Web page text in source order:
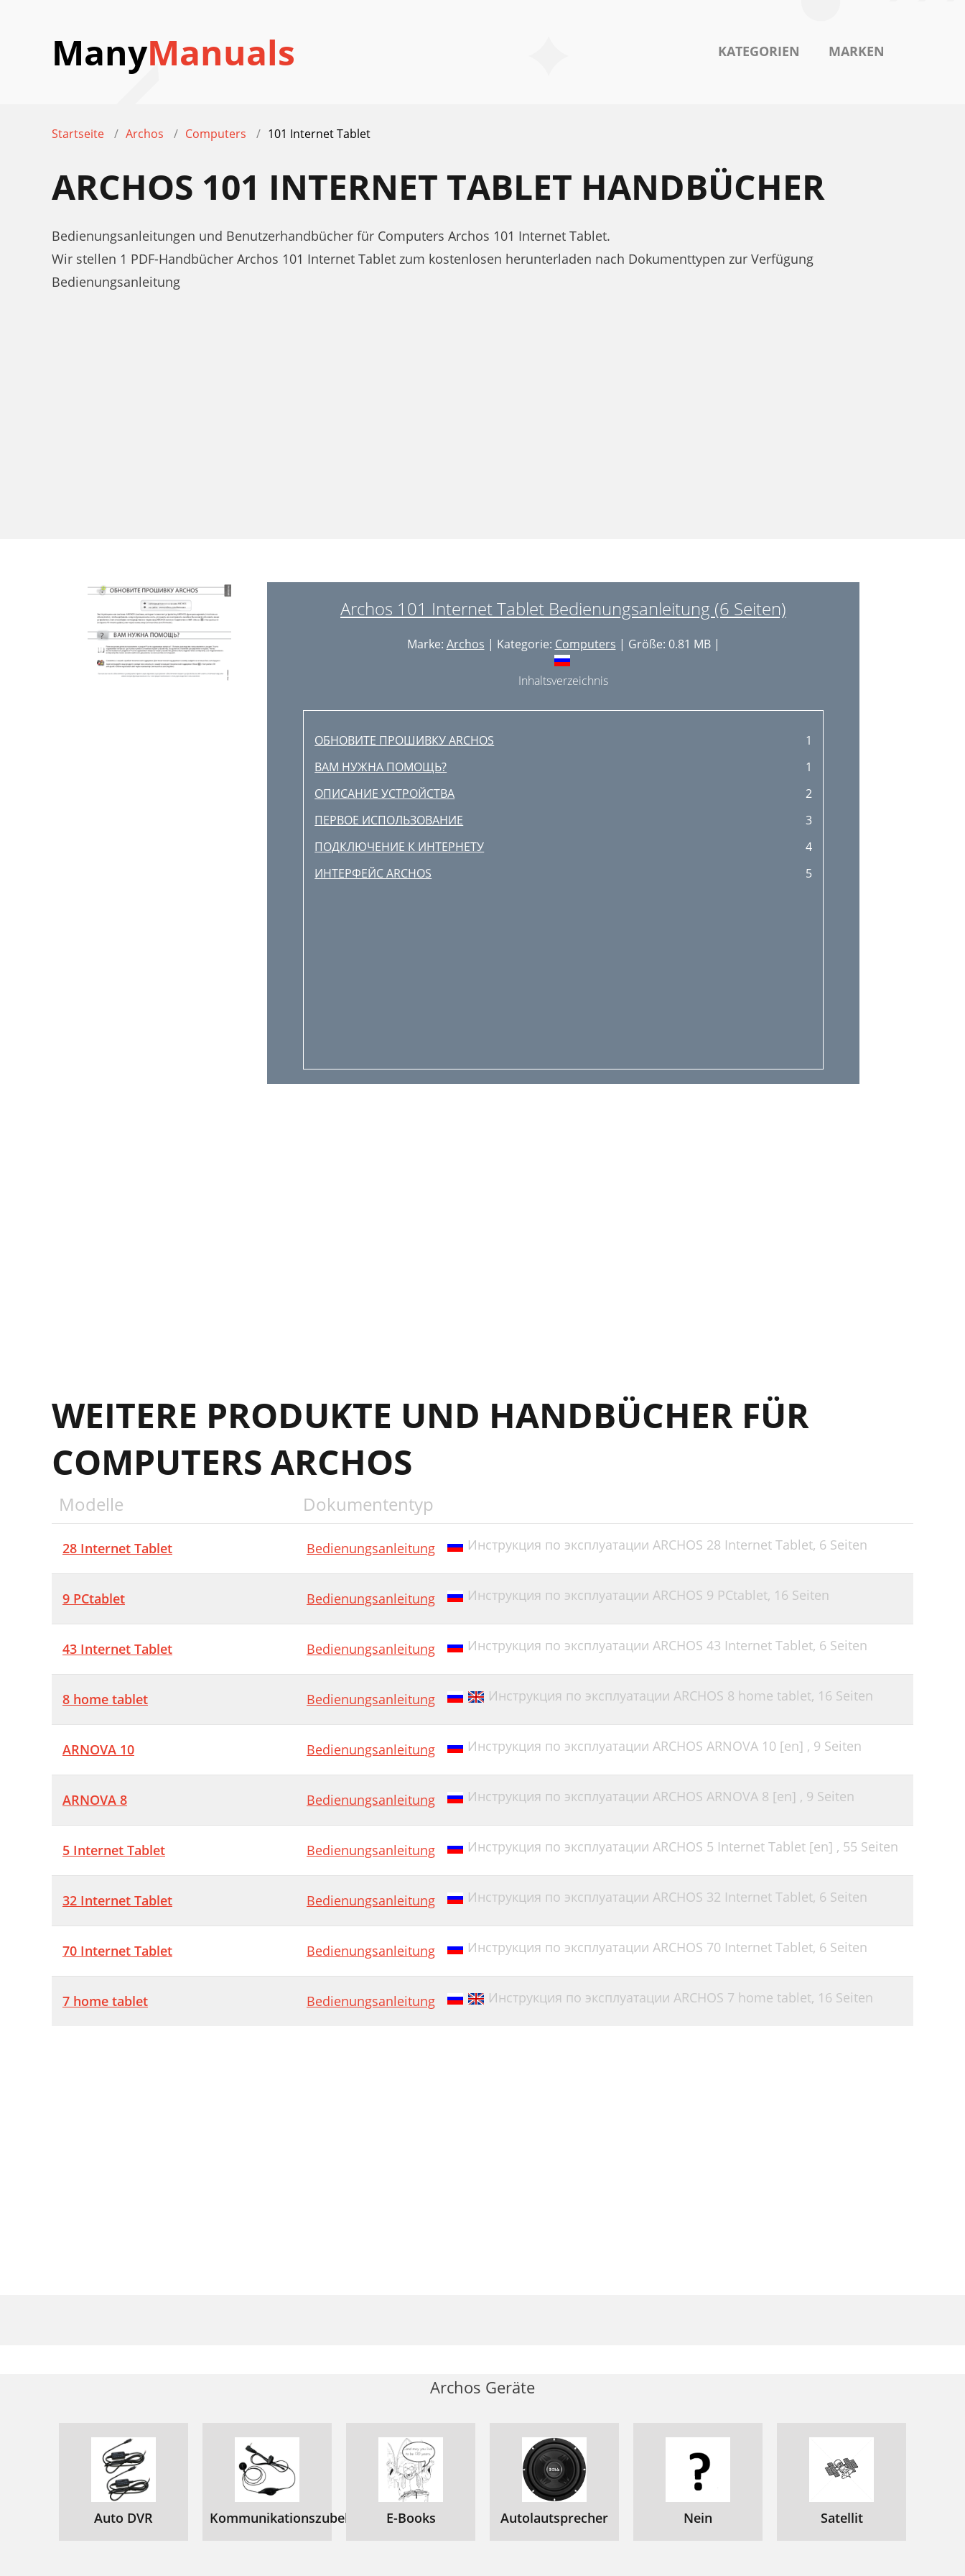
ManyManuals KATEGORIEN MARKEN
Startseite Archos Computers 101 Internet Tablet
ARCHOS 101 INTERNET TABLET HANDBÜCHER
Bedienungsanleitungen und Benutzerhandbücher für Computers Archos 101 Internet Tablet.
Wir stellen 1 PDF-Handbücher Archos 101 Internet Tablet zum kostenlosen herunterladen nach Dokumenttypen zur Verfügung
Bedienungsanleitung
Archos 101 Internet Tablet Bedienungsanleitung (6 Seiten)
Marke: Archos | Kategorie: Computers | Größe: 0.81 MB |
Inhaltsverzeichnis
ОБНОВИТЕ ПРОШИВКУ ARCHOS
1
ВАМ НУЖНА ПОМОЩЬ?
1
ОПИСАНИЕ УСТРОЙСТВА
2
ПЕРВОЕ ИСПОЛЬЗОВАНИЕ
3
ПОДКЛЮЧЕНИЕ К ИНТЕРНЕТУ
4
ИНТЕРФЕЙС ARCHOS
5
WEITERE PRODUKTE UND HANDBÜCHER FÜR
COMPUTERS ARCHOS
Modelle Dokumententyp
28 Internet Tablet Bedienungsanleitung Инструкция по эксплуатации ARCHOS 28 Internet Tablet, 6 Seiten
9 PCtablet Bedienungsanleitung Инструкция по эксплуатации ARCHOS 9 PCtablet, 16 Seiten
43 Internet Tablet Bedienungsanleitung Инструкция по эксплуатации ARCHOS 43 Internet Tablet, 6 Seiten
8 home tablet Bedienungsanleitung Инструкция по эксплуатации ARCHOS 8 home tablet, 16 Seiten
ARNOVA 10 Bedienungsanleitung Инструкция по эксплуатации ARCHOS ARNOVA 10 [en] , 9 Seiten
ARNOVA 8 Bedienungsanleitung Инструкция по эксплуатации ARCHOS ARNOVA 8 [en] , 9 Seiten
5 Internet Tablet Bedienungsanleitung Инструкция по эксплуатации ARCHOS 5 Internet Tablet [en] , 55 Seiten
32 Internet Tablet Bedienungsanleitung Инструкция по эксплуатации ARCHOS 32 Internet Tablet, 6 Seiten
70 Internet Tablet Bedienungsanleitung Инструкция по эксплуатации ARCHOS 70 Internet Tablet, 6 Seiten
7 home tablet Bedienungsanleitung Инструкция по эксплуатации ARCHOS 7 home tablet, 16 Seiten
Archos Geräte
Auto DVR Kommunikationszubehör E-Books Autolautsprecher Nein Satellit